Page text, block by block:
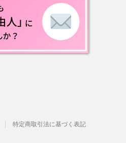
特定商取引法に基づく表記